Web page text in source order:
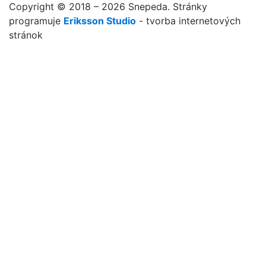
Copyright © 2018 – 2026 Snepeda. Stránky
programuje Eriksson Studio - tvorba internetových
stránok